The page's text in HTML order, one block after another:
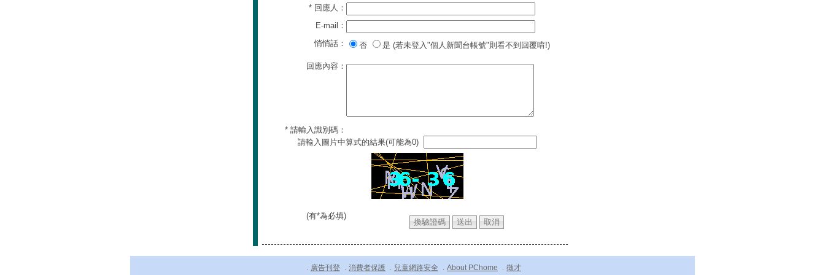
* 回應人：
E-mail：
悄悄話：
否 是 (若未登入"個人新聞台帳號"則看不到回覆唷!)
回應內容：
* 請輸入識別碼：
請輸入圖片中算式的結果(可能為0)
(有*為必填)
． 廣告刊登 ． 消費者保護 ． 兒童網路安全 ． About PChome ． 徵才